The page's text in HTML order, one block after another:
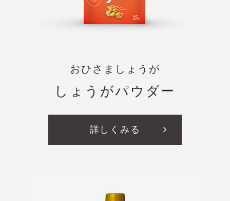
おひさましょうが
しょうがパウダー
詳しくみる